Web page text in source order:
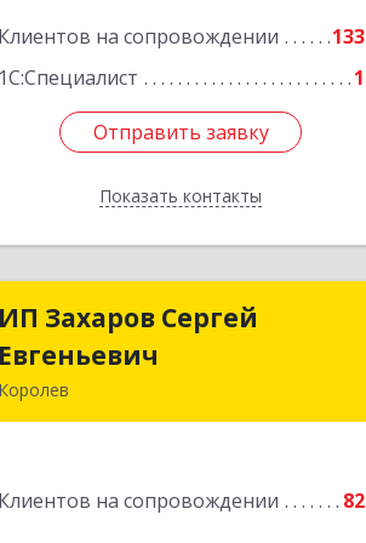
Клиентов на сопровождении
133
1С:Специалист
1
Отправить заявку
Показать контакты
Подробнее
Отправить заявку
Назад
ИП Захаров Сергей
Евгеньевич
Королев
Клиентов на сопровождении 82
ИП Захаров Сергей